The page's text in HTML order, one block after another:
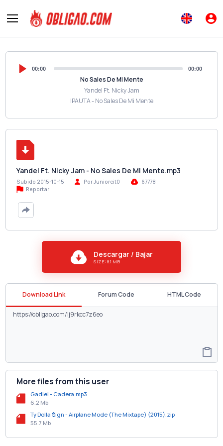
00:00 00:00
No Sales De Mi Mente
Yandel Ft. Nicky Jam
IPAUTA - No Sales De Mi Mente
Yandel Ft. Nicky Jam - No Sales De Mi Mente.mp3
Subido 2015-10-15 Por Juniorcit0
67778
Reportar
Descargar / Bajar
SIZE: 8.1 MB
Download Link Forum Code HTML Code
More files from this user
Gadiel - Cadera.mp3
6.2 Mb
Ty Dolla $ign - Airplane Mode (The Mixtape) (2015).zip
55.7 Mb